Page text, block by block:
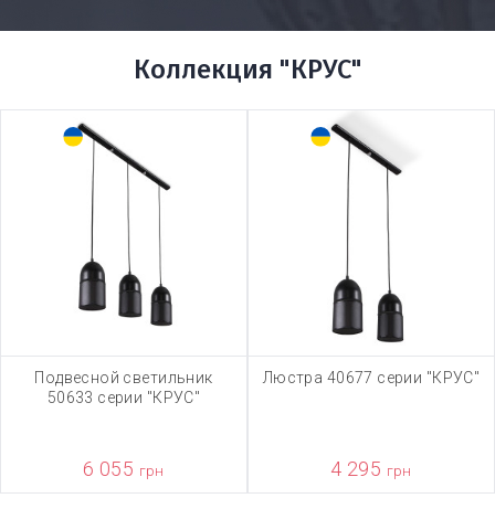
Коллекция "КРУС"
Подвесной светильник
50633 серии "КРУС"
6 055 грн
Люстра 40677 серии "КРУС"
4 295 грн